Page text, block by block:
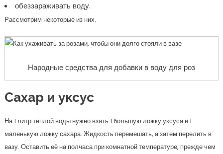
обеззараживать воду.
Рассмотрим некоторые из них.
Народные средства для добавки в воду для роз
Сахар и уксус
На 1 литр тёплой воды нужно взять 1 большую ложку уксуса и 1
маленькую ложку сахара. Жидкость перемешать, а затем перелить в
вазу. Оставить её на полчаса при комнатной температуре, прежде чем